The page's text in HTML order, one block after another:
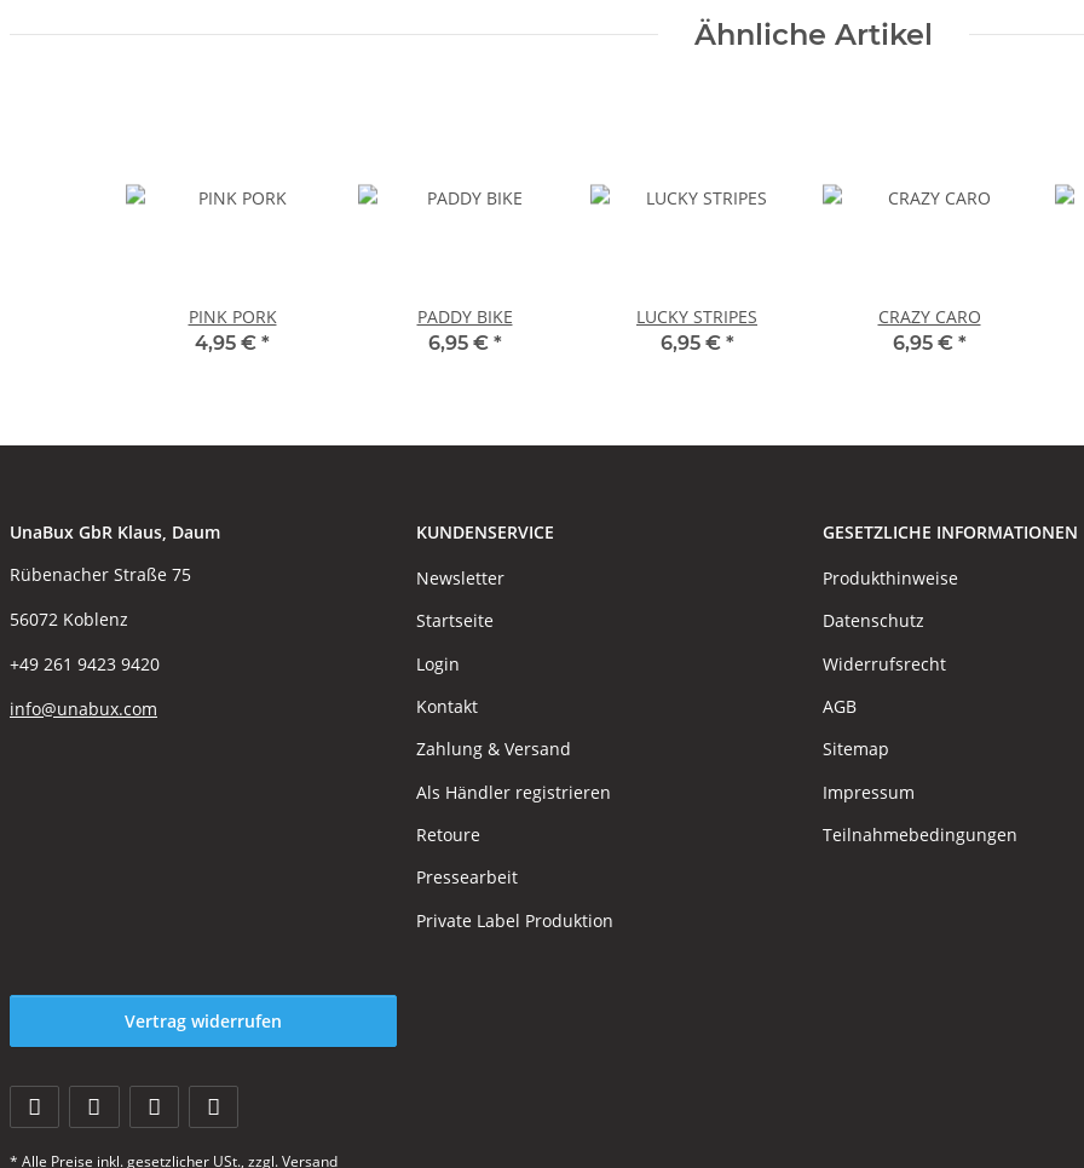
Ähnliche Artikel
PINK PORK
4,95 € *
PADDY BIKE
6,95 € *
LUCKY STRIPES
6,95 € *
CRAZY CARO
6,95 € *
UnaBux GbR Klaus, Daum
Rübenacher Straße 75
56072 Koblenz
+49 261 9423 9420
info@unabux.com
KUNDENSERVICE
Newsletter
Startseite
Login
Kontakt
Zahlung & Versand
Als Händler registrieren
Retoure
Pressearbeit
Private Label Produktion
GESETZLICHE INFORMATIONEN
Produkthinweise
Datenschutz
Widerrufsrecht
AGB
Sitemap
Impressum
Teilnahmebedingungen
Vertrag widerrufen
* Alle Preise inkl. gesetzlicher USt., zzgl.Versand